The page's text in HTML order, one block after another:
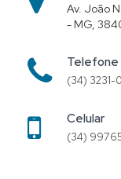
Av. João
- MG,
Telefone
(34) 3231-
Celular
(34)